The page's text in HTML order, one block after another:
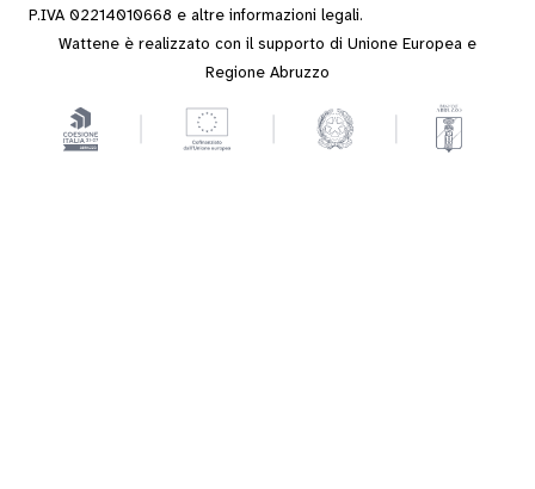
P.IVA 02214010668 e altre informazioni legali.
Wattene è realizzato con il supporto di Unione Europea e
Regione Abruzzo